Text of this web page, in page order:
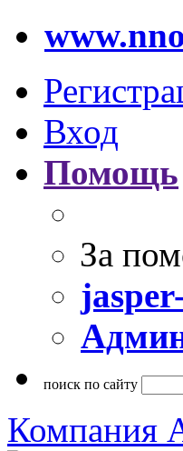
Вход
Помощь
За
поиск по сайту
Компания